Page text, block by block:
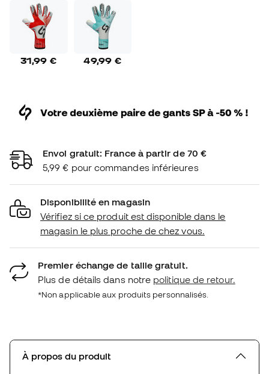
31,99 € 49,99 €
Envoi gratuit: France à partir de 70 €
5,99 € pour commandes inférieures
Disponibilité en magasin
Vérifiez si ce produit est disponible dans le
magasin le plus proche de chez vous.
Premier échange de taille gratuit.
Plus de détails dans notre politique de retour.
*Non applicable aux produits personnalisés.
À propos du produit